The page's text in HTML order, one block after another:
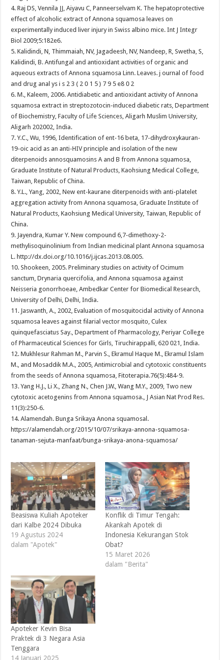
4. Raj DS, Vennila JJ, Aiyavu C, Panneerselvam K. The hepatoprotective
effect of alcoholic extract of Annona squamosa leaves on
experimentally induced liver injury in Swiss albino mice. Int J Integr
Biol 2009;5:182e6.
5. Kalidindi, N, Thimmaiah, NV, Jagadeesh, NV, Nandeep, R, Swetha, S,
Kalidindi, B. Antifungal and antioxidant activities of organic and
aqueous extracts of Annona squamosa Linn. Leaves. j ournal of food
and drug anal ys i s 2 3 ( 2 0 1 5 ) 7 9 5 e8 0 2
6. M., Kaleem, 2006. Antidiabetic and antioxidant activity of Annona
squamosa extract in streptozotocin-induced diabetic rats, Department
of Biochemistry, Faculty of Life Sciences, Aligarh Muslim University,
Aligarh 202002, India.
7. Y.C., Wu, 1996, Identification of ent-16 beta, 17-dihydroxykauran-
19-oic acid as an anti-HIV principle and isolation of the new
diterpenoids annosquamosins A and B from Annona squamosa,
Graduate Institute of Natural Products, Kaohsiung Medical College,
Taiwan, Republic of China.
8. Y.L., Yang, 2002, New ent-kaurane diterpenoids with anti-platelet
aggregation activity from Annona squamosa, Graduate Institute of
Natural Products, Kaohsiung Medical University, Taiwan, Republic of
China.
9. Jayendra, Kumar Y. New compound 6,7-dimethoxy-2-
methylisoquinolinium from Indian medicinal plant Annona squamosa
L. http://dx.doi.org/10.1016/j.ijcas.2013.08.005.
10. Shookeen, 2005. Preliminary studies on activity of Ocimum
sanctum, Drynaria quercifolia, and Annona squamosa against
Neisseria gonorrhoeae, Ambedkar Center for Biomedical Research,
University of Delhi, Delhi, India.
11. Jaswanth, A., 2002, Evaluation of mosquitocidal activity of Annona
squamosa leaves against filarial vector mosquito, Culex
quinquefasciatus Say., Department of Pharmacology, Periyar College
of Pharmaceutical Sciences for Girls, Tiruchirappalli, 620 021, India.
12. Mukhlesur Rahman M., Parvin S., Ekramul Haque M., Ekramul Islam
M., and Mosaddik M.A., 2005, Antimicrobial and cytotoxic constituents
from the seeds of Annona squamosa, Fitoterapia.76(5):484-9.
13. Yang H.J., Li X., Zhang N., Chen J.W., Wang M.Y., 2009, Two new
cytotoxic acetogenins from Annona squamosa., J Asian Nat Prod Res.
11(3):250-6.
14. Alamendah. Bunga Srikaya Anona squamosal.
https://alamendah.org/2015/10/07/srikaya-annona-squamosa-
tanaman-sejuta-manfaat/bunga-srikaya-anona-squamosa/
Beasiswa Kuliah Apoteker
dari Kalbe 2024 Dibuka
19 Agustus 2024
dalam "Apotek"
Konflik di Timur Tengah:
Akankah Apotek di
Indonesia Kekurangan Stok
Obat?
15 Maret 2026
dalam "Berita"
Apoteker Kevin Bisa
Praktek di 3 Negara Asia
Tenggara
14 Januari 2025